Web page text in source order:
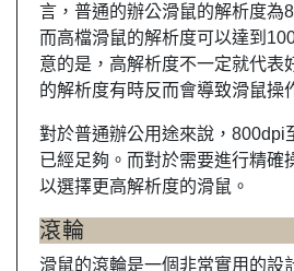
言，普通的辦公滑鼠的解析度為
而高檔滑鼠的解析度可以達到
意的是，高解析度不一定就代表
的解析度有時反而會導致滑鼠操
對於普通辦公用途來說，800dpi
已經足夠。而對於需要進行精確
以選擇更高解析度的滑鼠。
滾輪
滑鼠的滾輪是一個非常實用的設